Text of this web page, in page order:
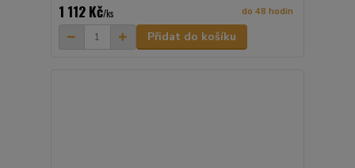
1 112 Kč/ks do 48 hodin
Přidat do košíku